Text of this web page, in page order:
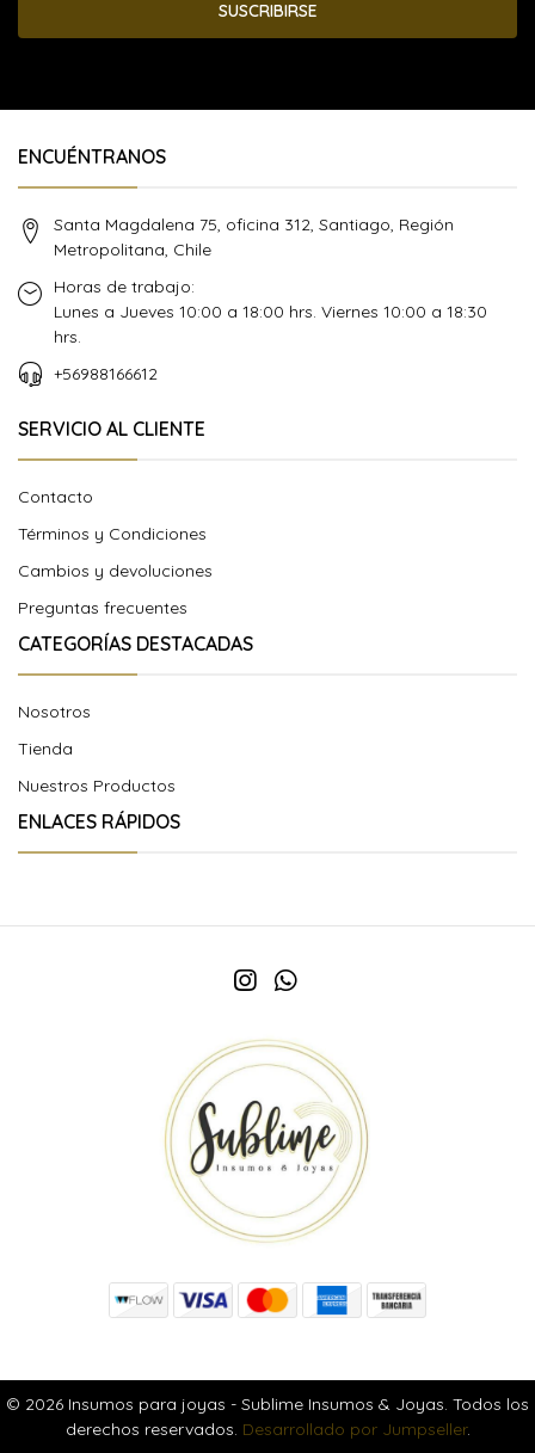
SUSCRIBIRSE
ENCUÉNTRANOS
Santa Magdalena 75, oficina 312, Santiago, Región
Metropolitana, Chile
Horas de trabajo:
Lunes a Jueves 10:00 a 18:00 hrs. Viernes 10:00 a 18:30
hrs.
+56988166612
SERVICIO AL CLIENTE
Contacto
Términos y Condiciones
Cambios y devoluciones
Preguntas frecuentes
CATEGORÍAS DESTACADAS
Nosotros
Tienda
Nuestros Productos
ENLACES RÁPIDOS
© 2026 Insumos para joyas - Sublime Insumos & Joyas. Todos los
derechos reservados. Desarrollado por Jumpseller.